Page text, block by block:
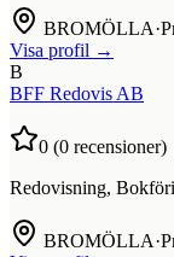
BROMÖLLA·
Visa profil →
B
BFF Redovis AB
0 (0 recensioner)
Redovisning,
BROMÖLLA·